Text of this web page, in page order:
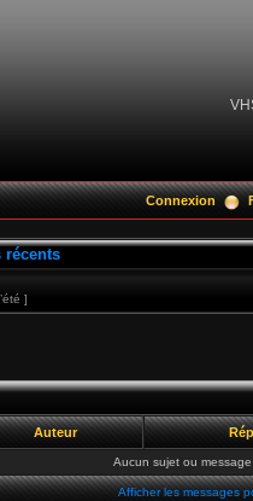
Connexion
récents
]
Auteur
Aucun sujet ou
Afficher les messages